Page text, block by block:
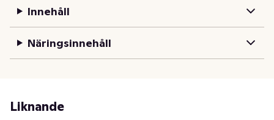
inredning och samarbetar med små, lokala och självklart
ekologiska producenter. För det ska vara lätt, roligt, och
framför allt gott att värna om miljön.
Nu kan ni äntligen köpa våra vegetariska frikadeller för
Perfekta att ha hemma i frysen och ta fram när du vill ha
Innehåll
Näringsinnehåll
Liknande